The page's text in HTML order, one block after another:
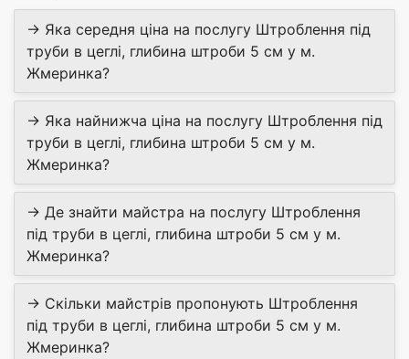
→ Яка середня ціна на послугу Штроблення під
труби в цеглі, глибина штроби 5 см у м.
Жмеринка?
→ Яка найнижча ціна на послугу Штроблення під
труби в цеглі, глибина штроби 5 см у м.
Жмеринка?
→ Де знайти майстра на послугу Штроблення
під труби в цеглі, глибина штроби 5 см у м.
Жмеринка?
→ Скільки майстрів пропонують Штроблення
під труби в цеглі, глибина штроби 5 см у м.
Жмеринка?